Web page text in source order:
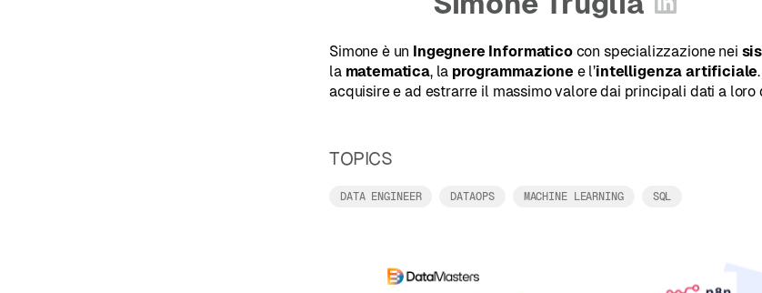
Simone è un Ingegnere Informaticocon specializzazione nei
la matematica, la programmazione e l’intelligenza artificiale
acquisire e ad estrarre il massimo valore dai principali dati a loro
TOPICS
DATA ENGINEER DATAOPS MACHINE LEARNING SQL